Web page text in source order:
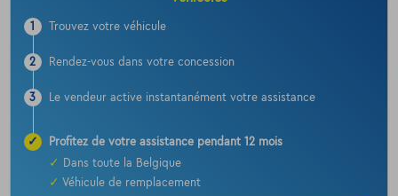
1 Trouvez votre véhicule
2 Rendez-vous dans votre concession
3 Le vendeur active instantanément votre assistance
✓
Profitez de votre assistance pendant 12 mois
✓
Dans toute la Belgique
✓ Véhicule de remplacement